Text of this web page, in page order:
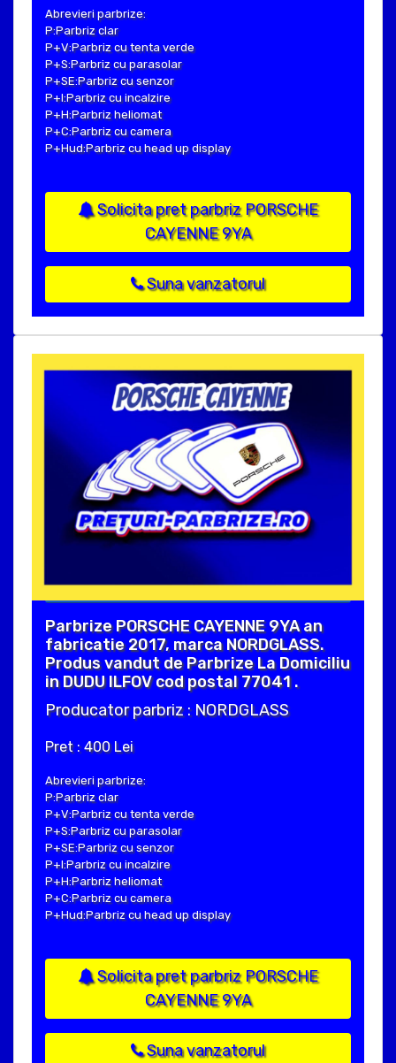
Abrevieri parbrize:
P:Parbriz clar
P+V:Parbriz cu tenta verde
P+S:Parbriz cu parasolar
P+SE:Parbriz cu senzor
P+I:Parbriz cu incalzire
P+H:Parbriz heliomat
P+C:Parbriz cu camera
P+Hud:Parbriz cu head up display
Solicita pret parbriz PORSCHE
CAYENNE 9YA
Suna vanzatorul
Parbrize PORSCHE CAYENNE 9YA an
fabricatie 2017, marca NORDGLASS.
Produs vandut de Parbrize La Domiciliu
in DUDU ILFOV cod postal 77041 .
Producator parbriz : NORDGLASS
Pret : 400 Lei
Abrevieri parbrize:
P:Parbriz clar
P+V:Parbriz cu tenta verde
P+S:Parbriz cu parasolar
P+SE:Parbriz cu senzor
P+I:Parbriz cu incalzire
P+H:Parbriz heliomat
P+C:Parbriz cu camera
P+Hud:Parbriz cu head up display
Solicita pret parbriz PORSCHE
CAYENNE 9YA
Suna vanzatorul